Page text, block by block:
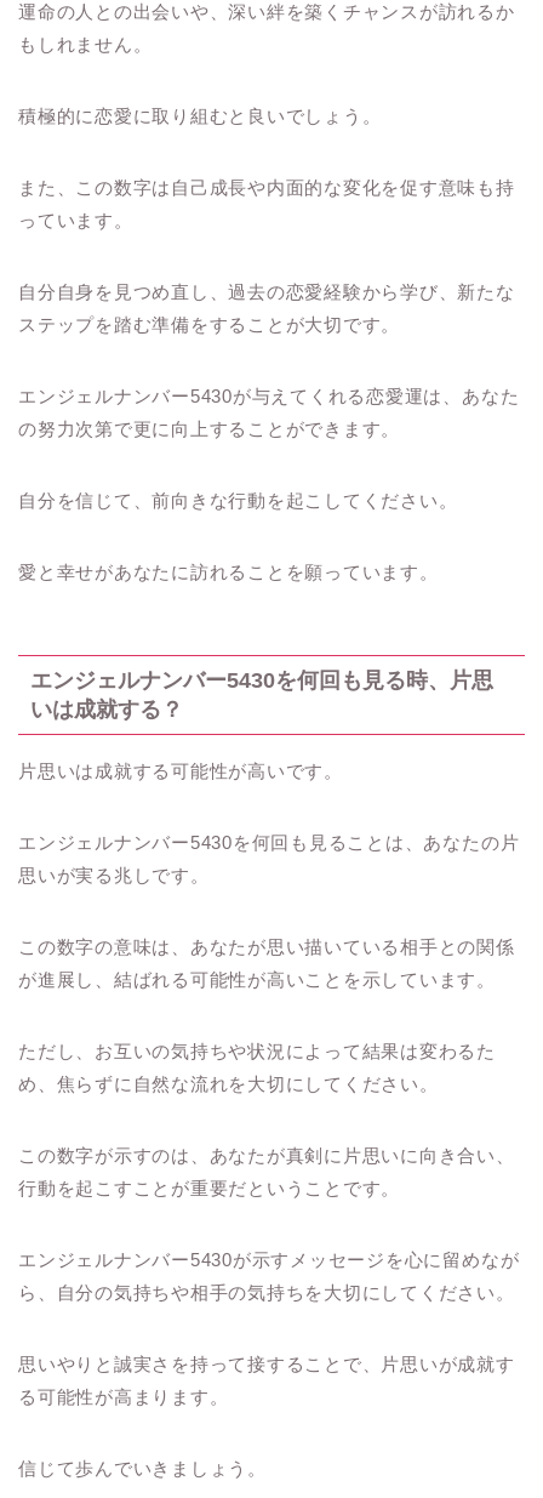
運命の人との出会いや、深い絆を築くチャンスが訪れるか
もしれません。
積極的に恋愛に取り組むと良いでしょう。
また、この数字は自己成長や内面的な変化を促す意味も持
っています。
自分自身を見つめ直し、過去の恋愛経験から学び、新たな
ステップを踏む準備をすることが大切です。
エンジェルナンバー5430が与えてくれる恋愛運は、あなた
の努力次第で更に向上することができます。
自分を信じて、前向きな行動を起こしてください。
愛と幸せがあなたに訪れることを願っています。
エンジェルナンバー5430を何回も見る時、片思
いは成就する？
片思いは成就する可能性が高いです。
エンジェルナンバー5430を何回も見ることは、あなたの片
思いが実る兆しです。
この数字の意味は、あなたが思い描いている相手との関係
が進展し、結ばれる可能性が高いことを示しています。
ただし、お互いの気持ちや状況によって結果は変わるた
め、焦らずに自然な流れを大切にしてください。
この数字が示すのは、あなたが真剣に片思いに向き合い、
行動を起こすことが重要だということです。
エンジェルナンバー5430が示すメッセージを心に留めなが
ら、自分の気持ちや相手の気持ちを大切にしてください。
思いやりと誠実さを持って接することで、片思いが成就す
る可能性が高まります。
信じて歩んでいきましょう。